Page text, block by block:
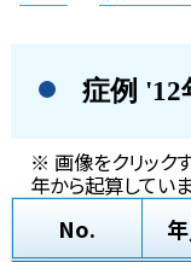
症例 '12
※ 画像をクリック
年から起算していま
No.